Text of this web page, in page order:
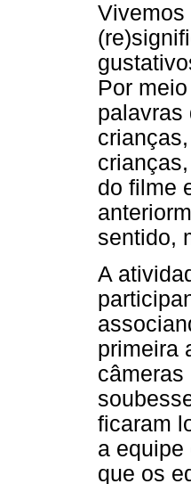
Vivemos
Por
palavras
do filme
sentido,
A
primeira
câmeras
ficaram
a equipe
que os